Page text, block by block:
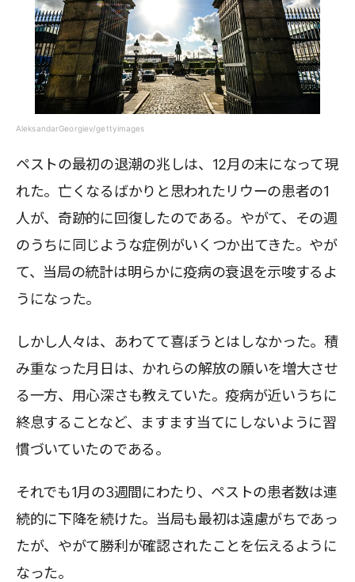
AleksandarGeorgiev/gettyimages
ペストの最初の退潮の兆しは、12月の末になって現
れた。亡くなるばかりと思われたリウーの患者の1
人が、奇跡的に回復したのである。やがて、その週
のうちに同じような症例がいくつか出てきた。やが
て、当局の統計は明らかに疫病の衰退を示唆するよ
うになった。
しかし人々は、あわてて喜ぼうとはしなかった。積
み重なった月日は、かれらの解放の願いを増大させ
る一方、用心深さも教えていた。疫病が近いうちに
終息することなど、ますます当てにしないように習
慣づいていたのである。
それでも1月の3週間にわたり、ペストの患者数は連
続的に下降を続けた。当局も最初は遠慮がちであっ
たが、やがて勝利が確認されたことを伝えるように
なった。